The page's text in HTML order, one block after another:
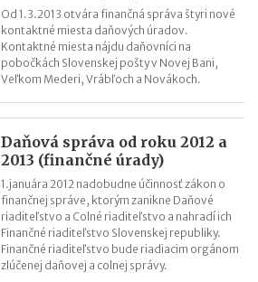
Od 1.3.2013 otvára finančná správa štyri nové
kontaktné miesta daňových úradov.
Kontaktné miesta nájdu daňovníci na
pobočkách Slovenskej pošty v Novej Bani,
Veľkom Mederi, Vrábľoch a Novákoch.
Daňová správa od roku 2012 a
2013 (finančné úrady)
1.januára 2012 nadobudne účinnosť zákon o
finančnej správe, ktorým zanikne Daňové
riaditeľstvo a Colné riaditeľstvo a nahradí ich
Finančné riaditeľstvo Slovenskej republiky.
Finančné riaditeľstvo bude riadiacim orgánom
zlúčenej daňovej a colnej správy.